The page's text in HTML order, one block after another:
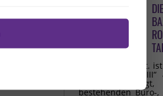
Die Grabarics Kft.
Projekt „Bazalt
Tapolca
bestehenden Büro-